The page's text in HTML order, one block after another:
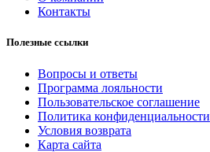
Контакты
Полезные ссылки
Вопросы и ответы
Программа лояльности
Пользовательское соглашение
Политика конфиденциальности
Условия возврата
Карта сайта